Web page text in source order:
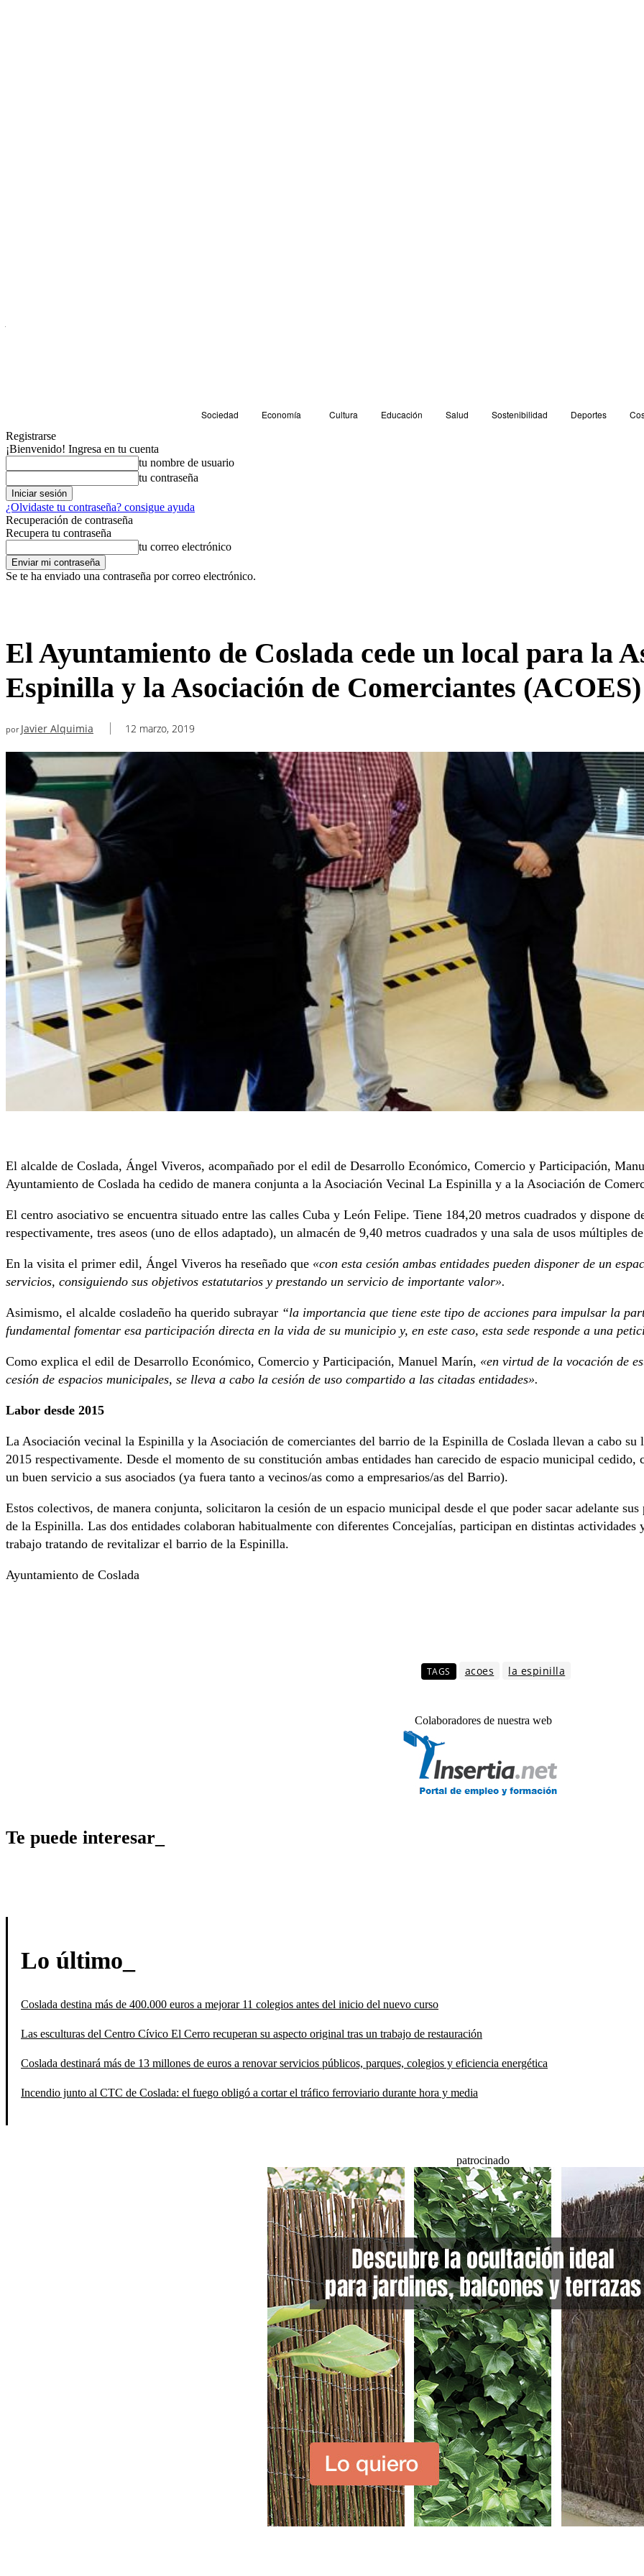
Sociedad Economía Cultura Educación Salud Sostenibilidad Deportes
Registrarse
¡Bienvenido! Ingresa en tu cuenta
tu nombre de usuario
tu contraseña
¿Olvidaste tu contraseña? consigue ayuda
Recuperación de contraseña
Recupera tu contraseña
tu correo electrónico
Se te ha enviado una contraseña por correo electrónico.
El Ayuntamiento de Coslada cede un local para la
Espinilla y la Asociación de Comerciantes (ACOES)
por Javier Alquimia 12 marzo, 2019
El alcalde de Coslada, Ángel Viveros, acompañado por el edil de Desarrollo Económico, Comercio y Participación,
Ayuntamiento de Coslada ha cedido de manera conjunta a la Asociación Vecinal La Espinilla y a la Asociación de
El centro asociativo se encuentra situado entre las calles Cuba y León Felipe. Tiene 184,20 metros cuadrados y dispone
respectivamente, tres aseos (uno de ellos adaptado), un almacén de 9,40 metros cuadrados y una sala de usos múltiples
En la visita el primer edil, Ángel Viveros ha reseñado que «con esta cesión ambas entidades pueden disponer de un
servicios, consiguiendo sus objetivos estatutarios y prestando un servicio de importante valor».
Asimismo, el alcalde cosladeño ha querido subrayar “la importancia que tiene este tipo de acciones para impulsar la
fundamental fomentar esa participación directa en la vida de su municipio y, en este caso, esta sede responde a una
Como explica el edil de Desarrollo Económico, Comercio y Participación, Manuel Marín, «en virtud de la vocación de
cesión de espacios municipales, se lleva a cabo la cesión de uso compartido a las citadas entidades».
Labor desde 2015
La Asociación vecinal la Espinilla y la Asociación de comerciantes del barrio de la Espinilla de Coslada llevan a cabo
2015 respectivamente. Desde el momento de su constitución ambas entidades han carecido de espacio municipal
un buen servicio a sus asociados (ya fuera tanto a vecinos/as como a empresarios/as del Barrio).
Estos colectivos, de manera conjunta, solicitaron la cesión de un espacio municipal desde el que poder sacar adelante
de la Espinilla. Las dos entidades colaboran habitualmente con diferentes Concejalías, participan en distintas
trabajo tratando de revitalizar el barrio de la Espinilla.
Ayuntamiento de Coslada
TAGS acoes la espinilla
Colaboradores de nuestra web
Te puede interesar_
Lo último_
Coslada destina más de 400.000 euros a mejorar 11 colegios antes del inicio del nuevo curso
Las esculturas del Centro Cívico El Cerro recuperan su aspecto original tras un trabajo de restauración
Coslada destinará más de 13 millones de euros a renovar servicios públicos, parques, colegios y eficiencia energética
Incendio junto al CTC de Coslada: el fuego obligó a cortar el tráfico ferroviario durante hora y media
patrocinado